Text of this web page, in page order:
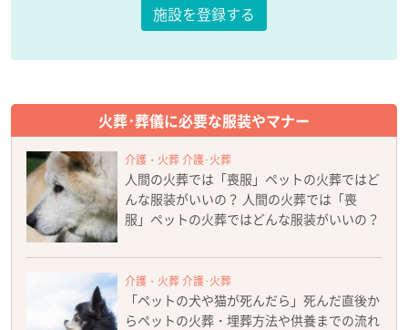
施設を登録する
火葬･葬儀に必要な服装やマナー
介護・火葬 介護･火葬
人間の火葬では「喪服」ペットの火葬ではど
んな服装がいいの？ 人間の火葬では「喪
服」ペットの火葬ではどんな服装がいいの？
介護・火葬 介護･火葬
「ペットの犬や猫が死んだら」死んだ直後か
らペットの火葬・埋葬方法や供養までの流れ